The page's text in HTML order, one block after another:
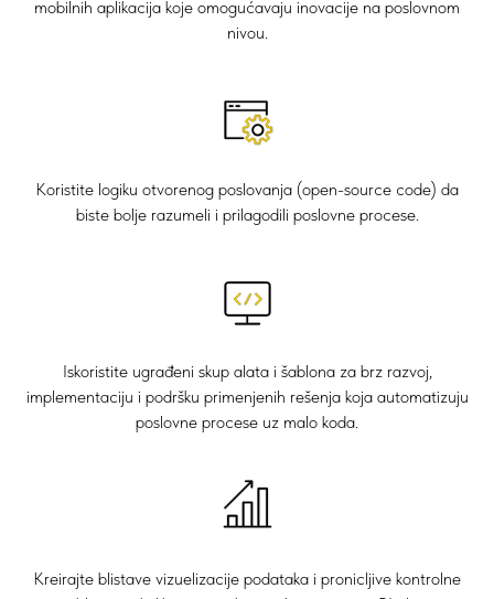
mobilnih aplikacija koje omogućavaju inovacije na poslovnom
nivou.
Koristite logiku otvorenog poslovanja (open-source code) da
biste bolje razumeli i prilagodili poslovne procese.
Iskoristite ugrađeni skup alata i šablona za brz razvoj,
implementaciju i podršku primenjenih rešenja koja automatizuju
poslovne procese uz malo koda.
Kreirajte blistave vizuelizacije podataka i pronicljive kontrolne